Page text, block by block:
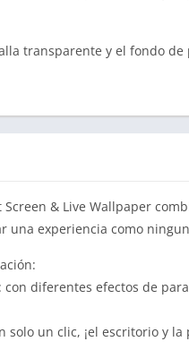
transparente y el fondo
Screen & Live Wallpaper
una experiencia como
diferentes efectos de
solo un clic, ¡el escritorio y